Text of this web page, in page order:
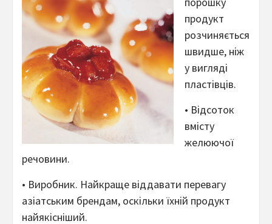
продукт
розчиняється
швидше, ніж
у вигляді
пластівців.
• Відсоток
вмісту
желюючої
речовини.
• Виробник. Найкраще віддавати перевагу
азіатським брендам, оскільки їхній продукт
найякісніший.